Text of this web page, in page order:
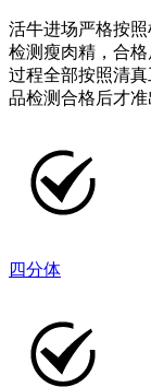
活牛进场严格按
检测瘦肉精，合
过程全部按照清
品检测合格后才准
四分体